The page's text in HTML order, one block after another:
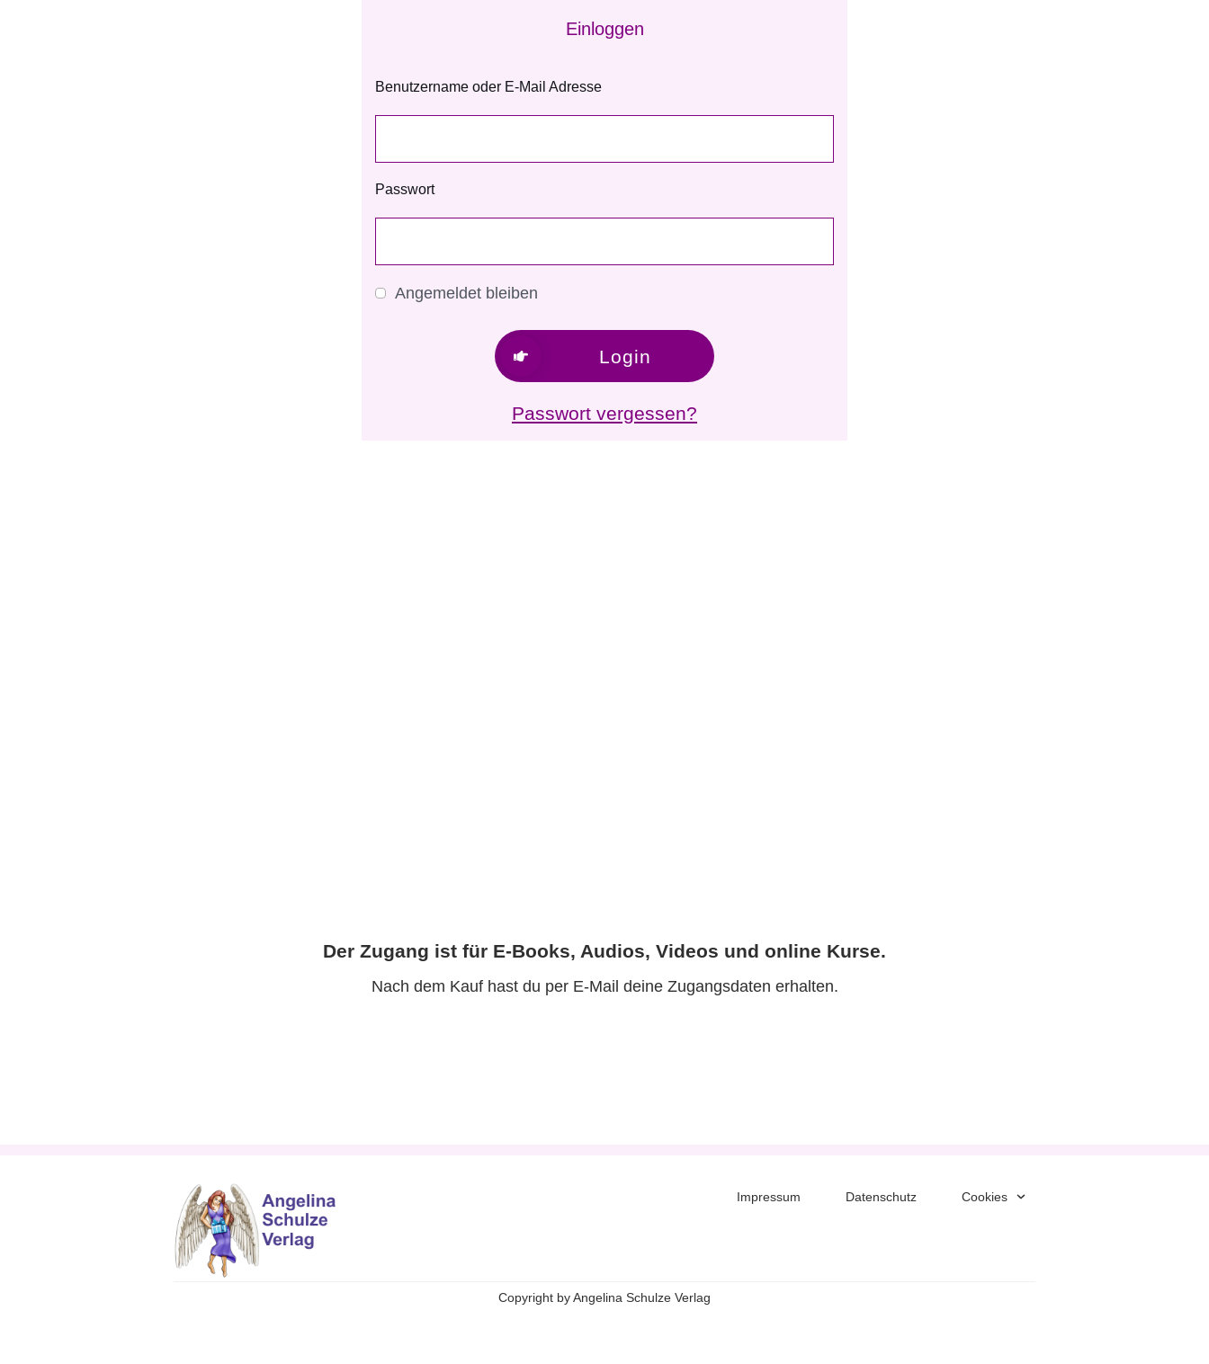
Einloggen
Benutzername oder E-Mail Adresse
Passwort
Angemeldet bleiben
Login
Passwort vergessen?
Der Zugang ist für E-Books, Audios, Videos und online Kurse.
Nach dem Kauf hast du per E-Mail deine Zugangsdaten erhalten.
Impressum Datenschutz Cookies
Copyright by Angelina Schulze Verlag